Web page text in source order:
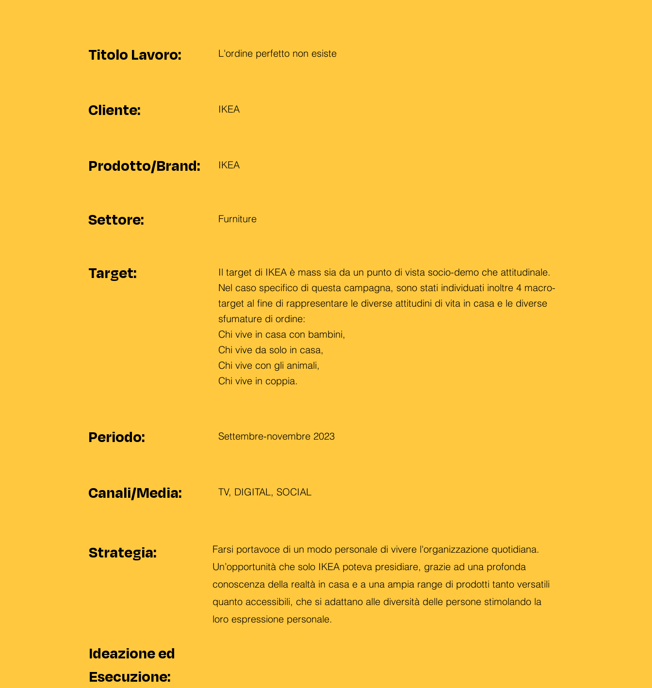
Titolo Lavoro: L'ordine perfetto non esiste
Cliente: IKEA
Prodotto/Brand: IKEA
Furniture
Settore:
Il target di IKEA è mass sia da un punto di vista socio-demo che attitudinale.
Nel caso specifico di questa campagna, sono stati individuati inoltre 4 macro-
target al fine di rappresentare le diverse attitudini di vita in casa e le diverse
sfumature di ordine:
Chi vive in casa con bambini,
Chi vive da solo in casa,
Chi vive con gli animali,
Chi vive in coppia.
Target:
Periodo: Settembre-novembre 2023
Canali/Media: TV, DIGITAL, SOCIAL
Strategia:
Farsi portavoce di un modo personale di vivere l'organizzazione quotidiana.
Un’opportunità che solo IKEA poteva presidiare, grazie ad una profonda
conoscenza della realtà in casa e a una ampia range di prodotti tanto versatili
quanto accessibili, che si adattano alle diversità delle persone stimolando la
loro espressione personale.
Ideazione ed
Esecuzione: